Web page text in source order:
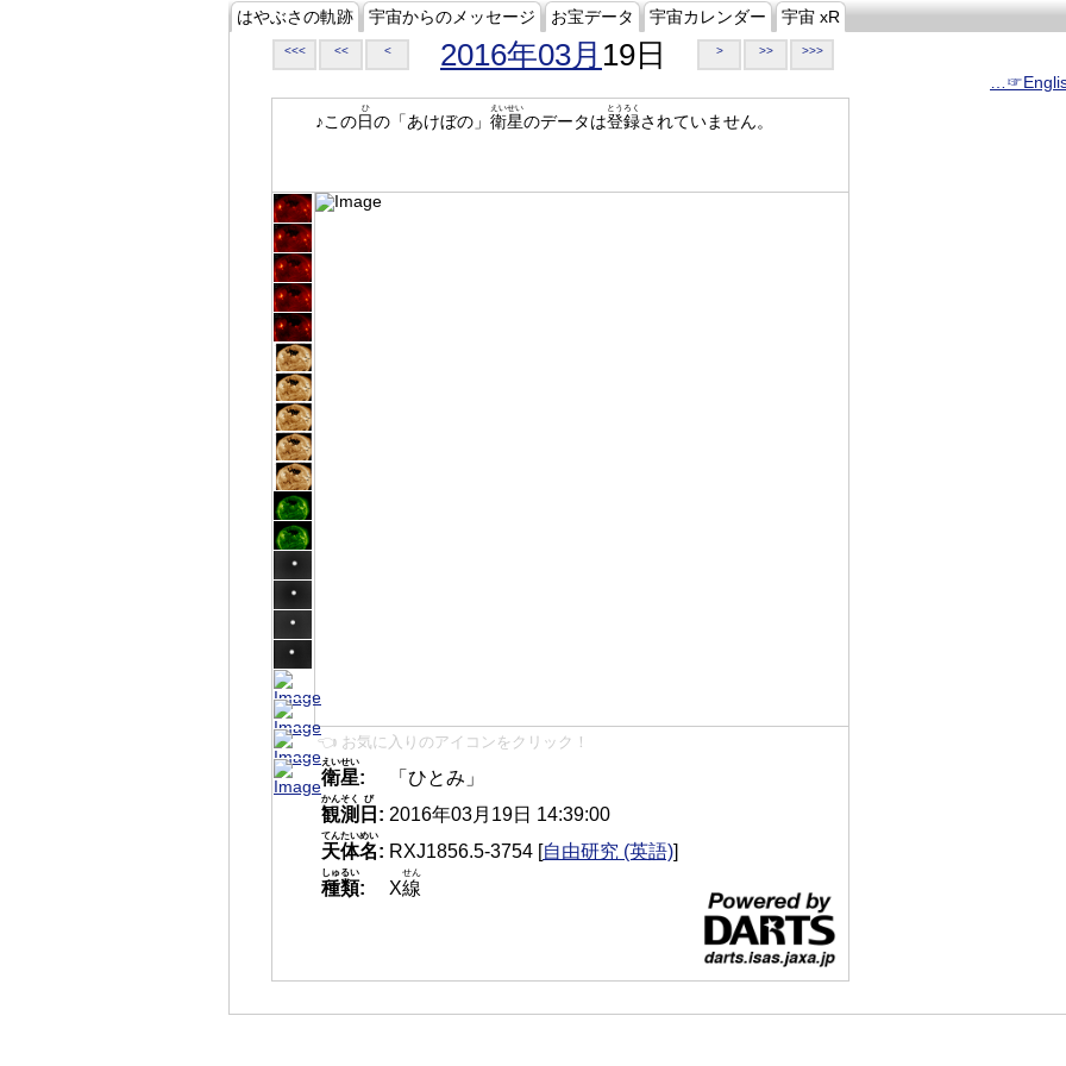
はやぶさの軌跡 宇宙からのメッセージ お宝データ 宇宙カレンダー 宇宙 xR
<<< << < 2016年03月 19日 > >> >>>
♪この日
ひ
の「あけぼの」 衛星
えいせい
のデータは登録
とうろく
されていません。
👈 お気に入りのアイコンをクリック！
衛星
えいせい
:
「ひとみ」
観測
かんそく
日
び
: 2016年03月19日 14:39:00
天体名
てんたいめい
: RXJ1856.5-3754 [自由研究 (英語)]
種類
しゅるい
: X線
せん